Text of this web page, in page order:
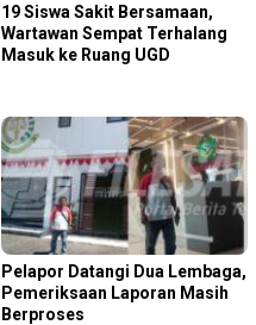
19 Siswa Sakit Bersamaan,
Wartawan Sempat Terhalang
Masuk ke Ruang UGD
Pelapor Datangi Dua Lembaga,
Pemeriksaan Laporan Masih
Berproses